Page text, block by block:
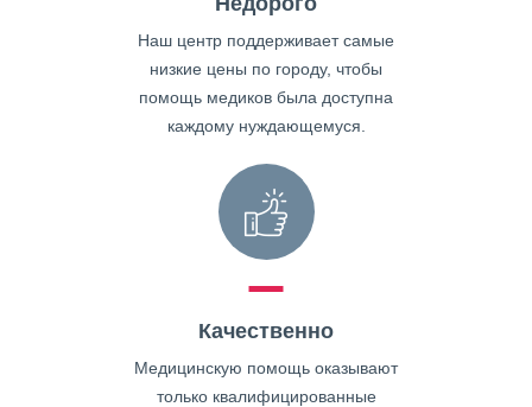
Наш центр поддерживает самые
низкие цены по городу, чтобы
помощь медиков была доступна
каждому нуждающемуся.
Качественно
Медицинскую помощь оказывают
только квалифицированные